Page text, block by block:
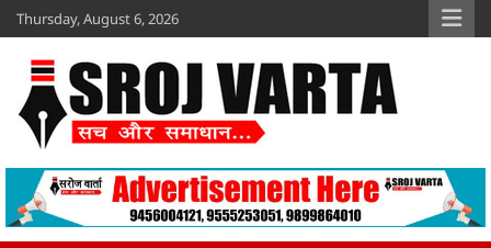
Skip
to
content
Thursday, August 6, 2026
Sroj Varta
www.srojvarta.in